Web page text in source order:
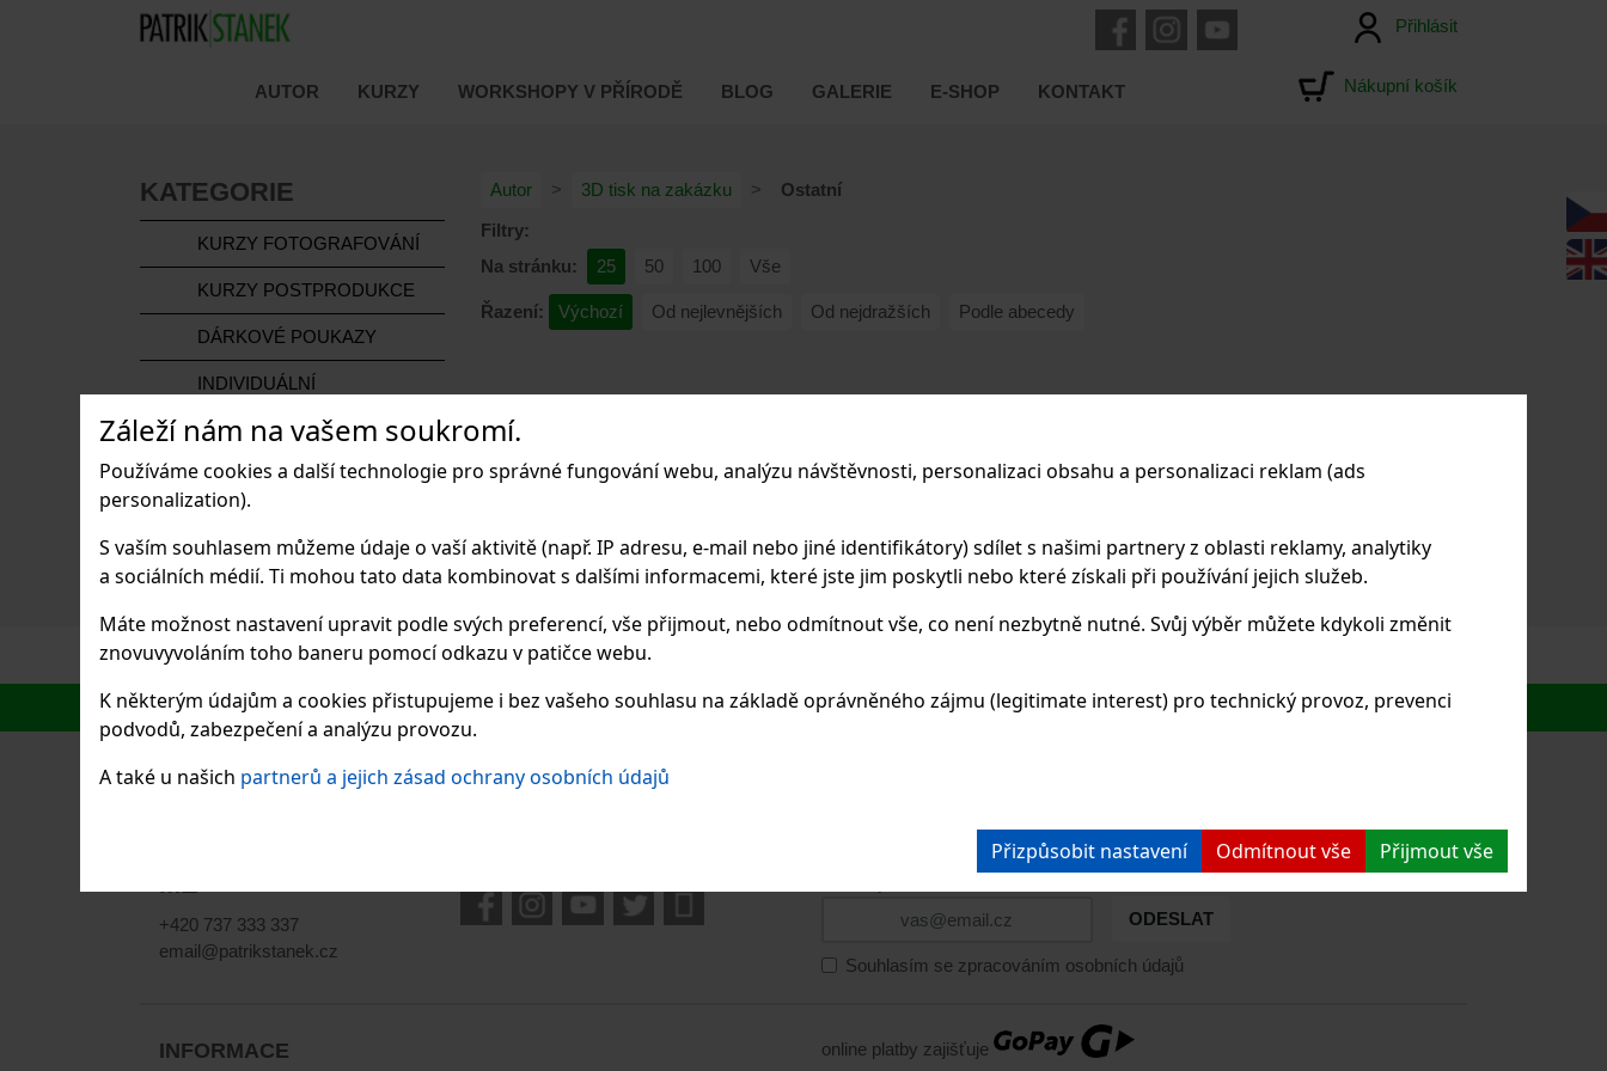
Záleží nám na vašem soukromí.
Používáme cookies a další technologie pro správné fungování webu, analýzu návštěvnosti, personalizaci obsahu a personalizaci reklam (ads
personalization).
S vaším souhlasem můžeme údaje o vaší aktivitě (např. IP adresu, e-mail nebo jiné identifikátory) sdílet s našimi partnery z oblasti reklamy, analytiky
a sociálních médií. Ti mohou tato data kombinovat s dalšími informacemi, které jste jim poskytli nebo které získali při používání jejich služeb.
Máte možnost nastavení upravit podle svých preferencí, vše přijmout, nebo odmítnout vše, co není nezbytně nutné. Svůj výběr můžete kdykoli změnit
znovuvyvoláním toho baneru pomocí odkazu v patičce webu.
K některým údajům a cookies přistupujeme i bez vašeho souhlasu na základě oprávněného zájmu (legitimate interest) pro technický provoz, prevenci
podvodů, zabezpečení a analýzu provozu.
A také u našich partnerů a jejich zásad ochrany osobních údajů
Přizpůsobit nastavení Odmítnout vše Přijmout vše
Přihlásit
AUTOR KURZY WORKSHOPY V PŘÍRODĚ BLOG GALERIE E-SHOP KONTAKT Nákupní košík
Autor 3D tisk na zakázku
Ostatní
Filtry:
Na stránku:
25 50 100 Vše
Řazení: Výchozí Od nejlevnějších Od nejdražších Podle abecedy
KATEGORIE
KURZY FOTOGRAFOVÁNÍ
KURZY POSTPRODUKCE
DÁRKOVÉ POUKAZY
INDIVIDUÁLNÍ
DOMÁCÍCH ZVÍŘAT
PRODEJ FOTOGRAFIÍ A
AUTOR KURZY WORKSHOPY V PŘÍRODĚ
+420 737 333 337
email@patrikstanek.cz
PŘIHLASTE SE K ODBĚRU NEWSLETTERŮ
ODESLAT
Souhlasím se zpracováním osobních údajů
INFORMACE online platby zajišťuje